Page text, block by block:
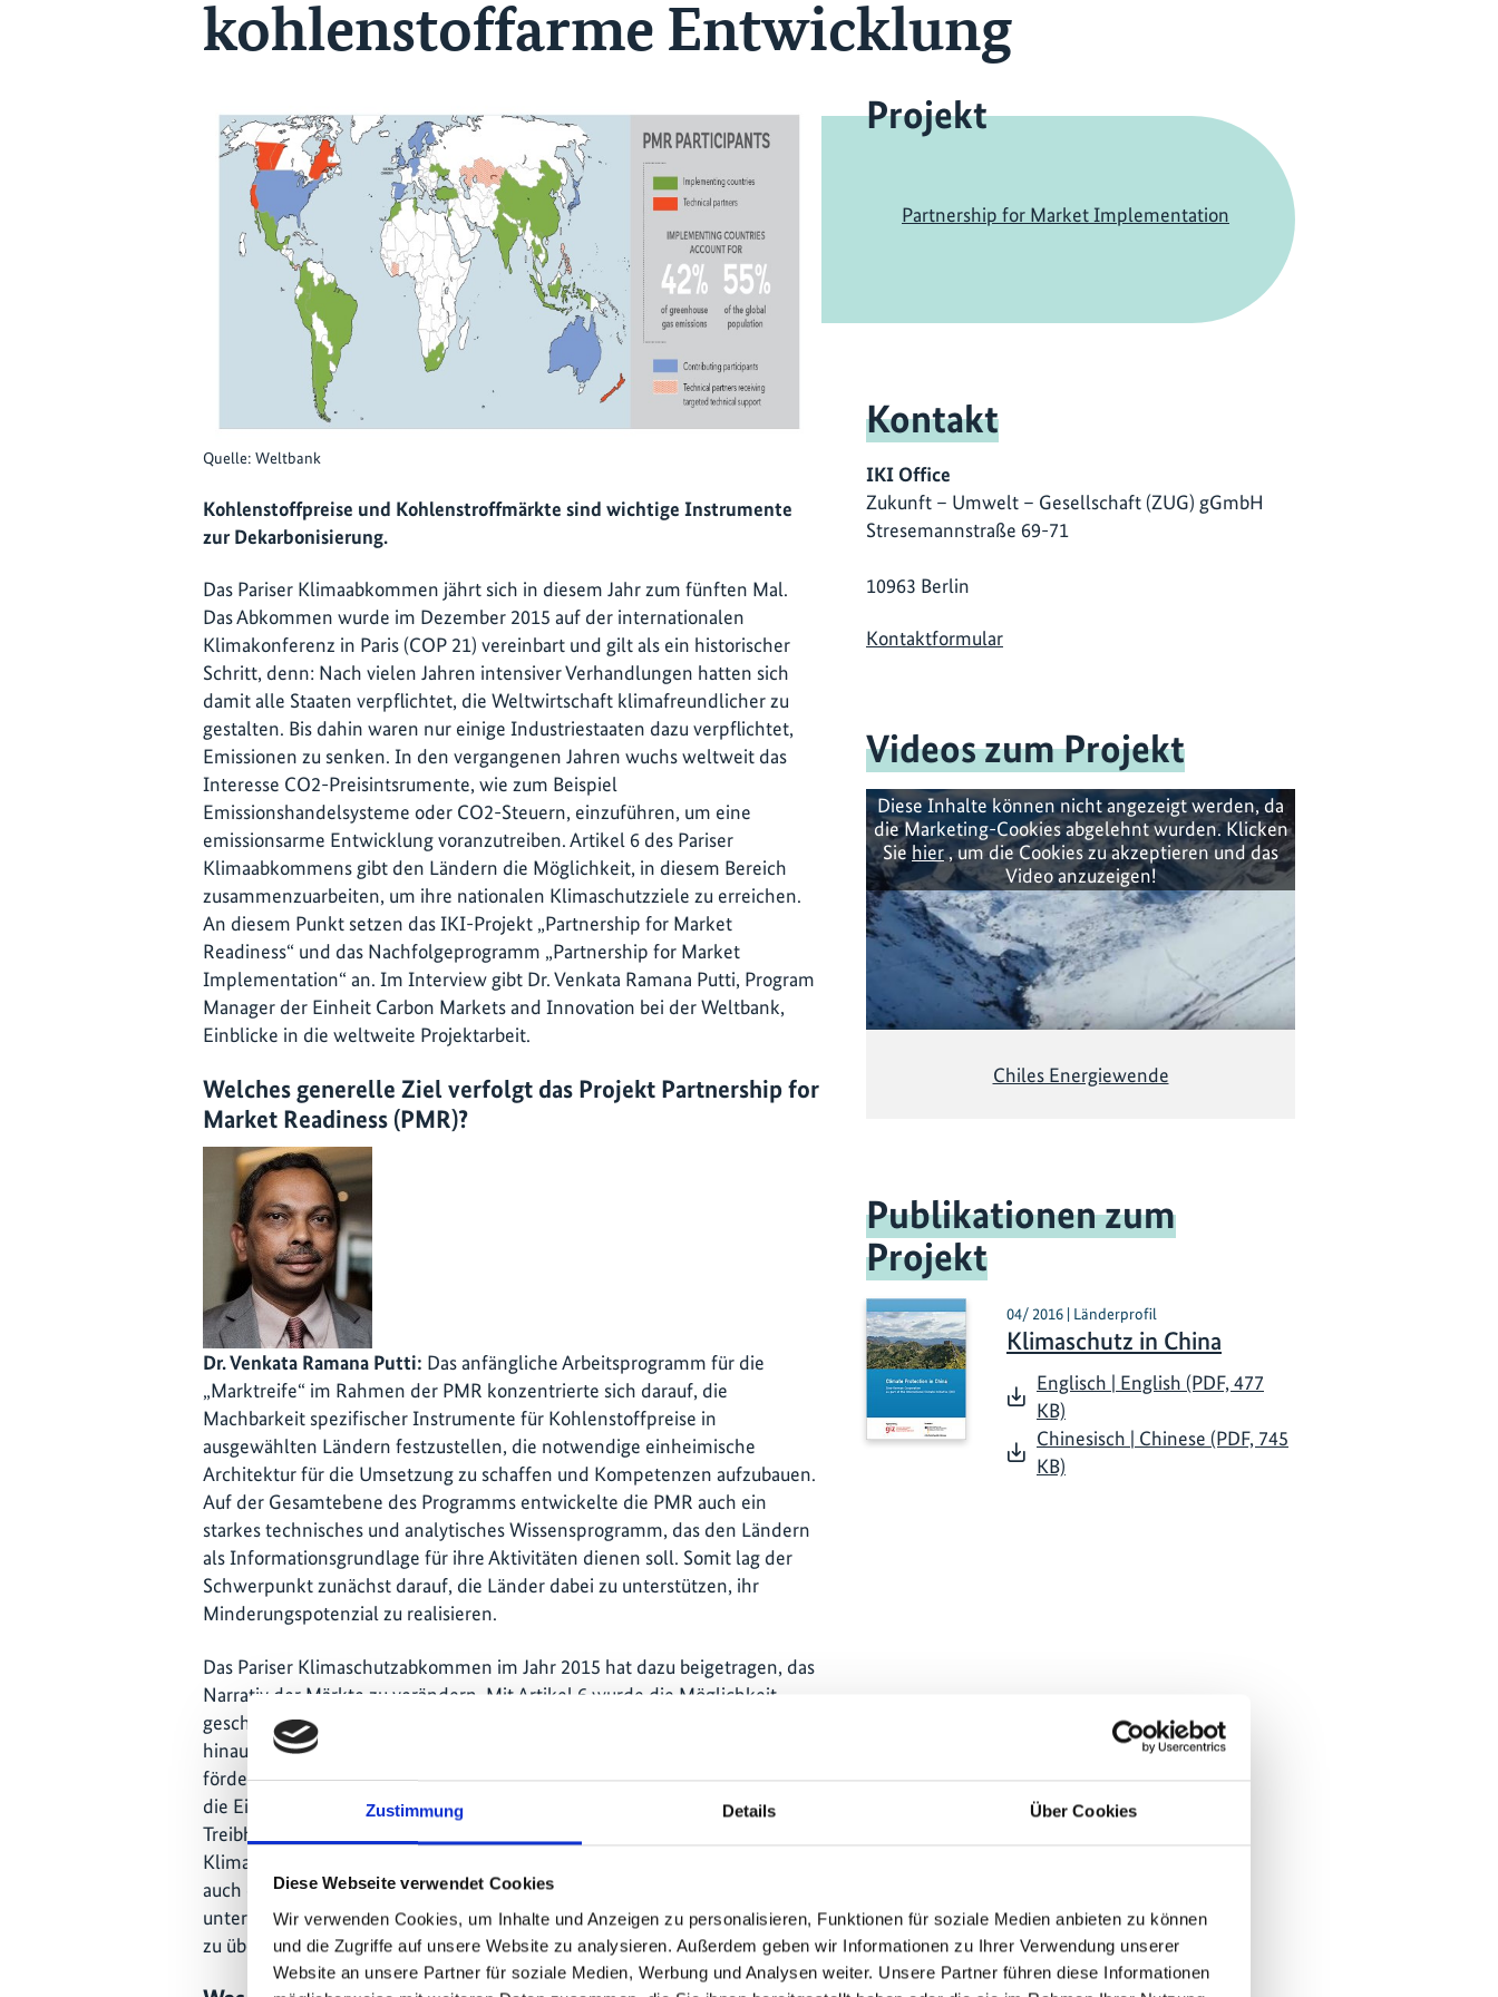
Zustimmung Details Über Cookies
Diese Webseite verwendet Cookies
Wir verwenden Cookies, um Inhalte und Anzeigen zu personalisieren, Funktionen für soziale Medien anbieten zu können
und die Zugriffe auf unsere Website zu analysieren. Außerdem geben wir Informationen zu Ihrer Verwendung unserer
Website an unsere Partner für soziale Medien, Werbung und Analysen weiter. Unsere Partner führen diese Informationen
kohlenstoffarme Entwicklung
Quelle: Weltbank
Kohlenstoffpreise und Kohlenstroffmärkte sind wichtige Instrumente
zur Dekarbonisierung.
Das Pariser Klimaabkommen jährt sich in diesem Jahr zum fünften Mal.
Das Abkommen wurde im Dezember 2015 auf der internationalen
Klimakonferenz in Paris (COP 21) vereinbart und gilt als ein historischer
Schritt, denn: Nach vielen Jahren intensiver Verhandlungen hatten sich
damit alle Staaten verpflichtet, die Weltwirtschaft klimafreundlicher zu
gestalten. Bis dahin waren nur einige Industriestaaten dazu verpflichtet,
Emissionen zu senken. In den vergangenen Jahren wuchs weltweit das
Interesse CO2-Preisintsrumente, wie zum Beispiel
Emissionshandelsysteme oder CO2-Steuern, einzuführen, um eine
emissionsarme Entwicklung voranzutreiben. Artikel 6 des Pariser
Klimaabkommens gibt den Ländern die Möglichkeit, in diesem Bereich
zusammenzuarbeiten, um ihre nationalen Klimaschutzziele zu erreichen.
An diesem Punkt setzen das IKI-Projekt „Partnership for Market
Readiness“ und das Nachfolgeprogramm „Partnership for Market
Implementation“ an. Im Interview gibt Dr. Venkata Ramana Putti, Program
Manager der Einheit Carbon Markets and Innovation bei der Weltbank,
Einblicke in die weltweite Projektarbeit.
Welches generelle Ziel verfolgt das Projekt Partnership for
Market Readiness (PMR)?
Dr. Venkata Ramana Putti: Das anfängliche Arbeitsprogramm für die
„Marktreife“ im Rahmen der PMR konzentrierte sich darauf, die
Machbarkeit spezifischer Instrumente für Kohlenstoffpreise in
ausgewählten Ländern festzustellen, die notwendige einheimische
Architektur für die Umsetzung zu schaffen und Kompetenzen aufzubauen.
Auf der Gesamtebene des Programms entwickelte die PMR auch ein
starkes technisches und analytisches Wissensprogramm, das den Ländern
als Informationsgrundlage für ihre Aktivitäten dienen soll. Somit lag der
Schwerpunkt zunächst darauf, die Länder dabei zu unterstützen, ihr
Minderungspotenzial zu realisieren.
Das Pariser Klimaschutzabkommen im Jahr 2015 hat dazu beigetragen, das
Narrativ der Märkte zu verändern. Mit Artikel 6 wurde die Möglichkeit
geschaffen, einen globalen Kohlenstoffmarkt aufzubauen - und darüber
hinaus grundlegende kooperative Ansätze anzuwenden, die diesen Aufbau
fördern. Eine weitere wichtige Entwicklung in diesem Zusammenhang ist
die Einreichung von INDCs mit freiwilligen Zielen zur Verringerung von
Treibhausgasemissionen durch die Vertragsparteien des Pariser
Klimaschutzabkommens. Im Einklang mit diesen Entwicklungen richtete
auch die PMR einige ihrer Aktivitäten neu aus, um die Länder dabei zu
unterstützen, die Bestimmungen aus dem Pariser Klimaschutzabkommen
zu übernehmen.
Projekt
Partnership for Market Implementation
Kontakt
IKI Office
Zukunft – Umwelt – Gesellschaft (ZUG) gGmbH
Stresemannstraße 69-71
10963 Berlin
Kontaktformular
Videos zum Projekt
Diese Inhalte können nicht angezeigt werden, da
die Marketing-Cookies abgelehnt wurden. Klicken
Sie hier, um die Cookies zu akzeptieren und das
Video anzuzeigen!
Chiles Energiewende
Publikationen zum
Projekt
04/ 2016 | Länderprofil
Klimaschutz in China
Englisch | English (PDF, 477
KB)
Chinesisch | Chinese (PDF, 745
KB)